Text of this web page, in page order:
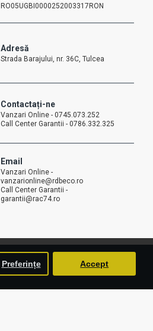
Preferințe Accept
RO05UGBI0000252003317RON
Adresă
Strada Barajului, nr. 36C, Tulcea
Contactați-ne
Vanzari Online - 0745.073.252
Call Center Garantii - 0786.332.325
Email
Vanzari Online -
vanzarionline@rdbeco.ro
Call Center Garantii -
garantii@rac74.ro